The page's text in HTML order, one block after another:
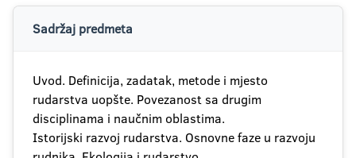
Sadržaj predmeta
Uvod. Definicija, zadatak, metode i mjesto
rudarstva uopšte. Povezanost sa drugim
disciplinama i naučnim oblastima.
Istorijski razvoj rudarstva. Osnovne faze u razvoju